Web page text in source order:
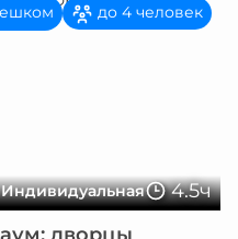
Индивидуальная 4.5ч
до 4 человек